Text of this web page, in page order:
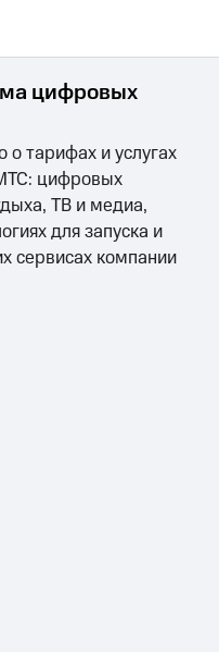
цифровых
о тарифах и услугах
цифровых
ТВ и медиа,
для запуска и
сервисах компании